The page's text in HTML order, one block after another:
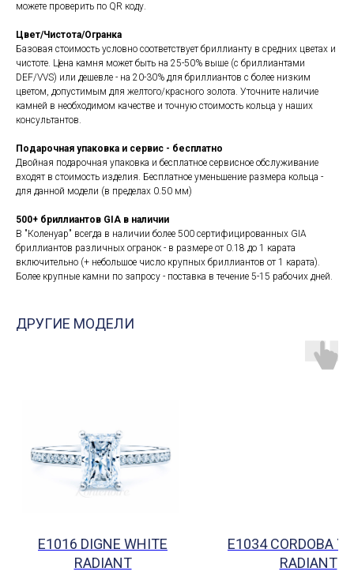
можете проверить по QR коду.
Цвет/Чистота/Огранка
Базовая стоимость условно соответствует бриллианту в средних цветах и
чистоте. Цена камня может быть на 25-50% выше (с бриллиантами
DEF/VVS) или дешевле - на 20-30% для бриллиантов с более низким
цветом, допустимым для желтого/красного золота. Уточните наличие
камней в необходимом качестве и точную стоимость кольца у наших
консультантов.
Подарочная упаковка и сервис - бесплатно
Двойная подарочная упаковка и бесплатное сервисное обслуживание
входят в стоимость изделия. Бесплатное уменьшение размера кольца -
для данной модели (в пределах 0.50 мм)
500+ бриллиантов GIA в наличии
В "Коленуар" всегда в наличии более 500 сертифицированных GIA
бриллиантов различных огранок - в размере от 0.18 до 1 карата
включительно (+ небольшое число крупных бриллиантов от 1 карата).
Более крупные камни по запросу - поставка в течение 5-15 рабочих дней.
ДРУГИЕ МОДЕЛИ
E1016 DIGNE WHITE
RADIANT
E1034 CORDOBA
RADIANT